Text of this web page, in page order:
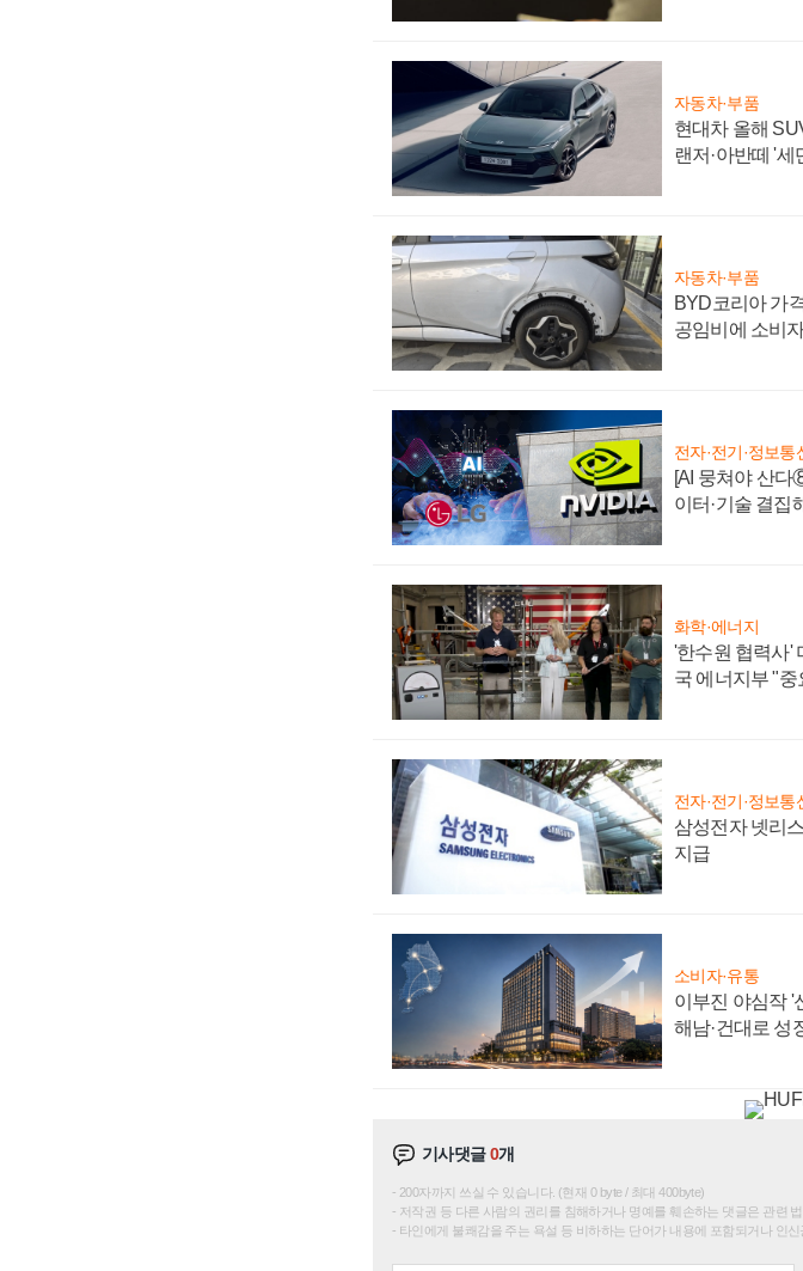
자동차·부품
현대차 올해
랜저·아반떼 '세
자동차·부품
BYD코리아 가
공임비에 소비
전자·전기·정보통
[AI 뭉쳐야 산다
이터·기술 결집
화학·에너지
'한수원 협력사'
국 에너지부 "중
전자·전기·정보통
삼성전자 넷리
지급
소비자·유통
이부진 야심작 '
해남·건대로 성
기사댓글0개
200자까지 쓰실 수 있습니다. (현재 0 byte / 최대 400byte)
저작권 등 다른 사람의 권리를 침해하거나 명예를 훼손하는 댓글은 관련
타인에게 불쾌감을 주는 욕설 등 비하하는 단어가 내용에 포함되거나 인